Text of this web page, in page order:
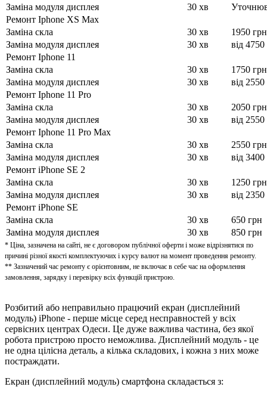
Заміна модуля дисплея
30 хв
Ремонт Iphone XS Max
Заміна скла
30 хв
1950 грн
Заміна модуля дисплея
30 хв
від
Ремонт Iphone 11
Заміна скла
30 хв
1750 грн
Заміна модуля дисплея
30 хв
від
Ремонт Iphone 11 Pro
Заміна скла
30 хв
2050 грн
Заміна модуля дисплея
30 хв
від
Ремонт Iphone 11 Pro Max
Заміна скла
30 хв
2550 грн
Заміна модуля дисплея
30 хв
від
Ремонт iPhone SE 2
Заміна скла
30 хв
1250 грн
Заміна модуля дисплея
30 хв
від 2350
Ремонт iPhone SE
Заміна скла
30 хв
650 грн
Заміна модуля дисплея
30 хв 850 грн
* Ціна, зазначена на сайті, не є договором публічної оферти і може відрізнятися по
причині різної якості комплектуючих і курсу валют на момент проведення ремонту.
** Зазначений час ремонту є орієнтовним, не включає в себе час на оформлення
замовлення, зарядку і перевірку всіх функцій пристрою.
Розбитий або неправильно працючий екран (дисплейний
модуль) iPhone - перше місце серед несправностей у всіх
сервісних центрах Одеси. Це дуже важлива частина, без якої
робота пристрою просто неможлива. Дисплейний модуль - це
не одна цілісна деталь, а кілька складових, і кожна з них може
постраждати.
Екран (дисплейний модуль) смартфона складається з: